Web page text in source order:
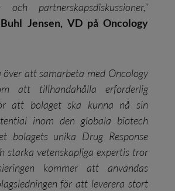
och partnerskapsdiskussioner,”
Jensen, VD på Oncology
över att samarbeta med Oncology
att tillhandahålla erforderlig
att bolaget ska kunna nå sin
inom den globala biotech
bolagets unika Drug Response
starka vetenskapliga expertis tror
kommer att användas
för att leverera stort